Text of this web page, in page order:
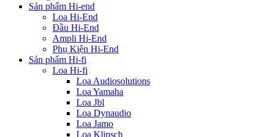
Sản phẩm Hi-end
Loa Hi-End
Đầu Hi-End
Ampli Hi-End
Phụ Kiện Hi-End
Sản phẩm Hi-fi
Loa Hi-fi
Loa Audiosolutions
Loa Yamaha
Loa Jbl
Loa Dynaudio
Loa Jamo
Loa Klipsch